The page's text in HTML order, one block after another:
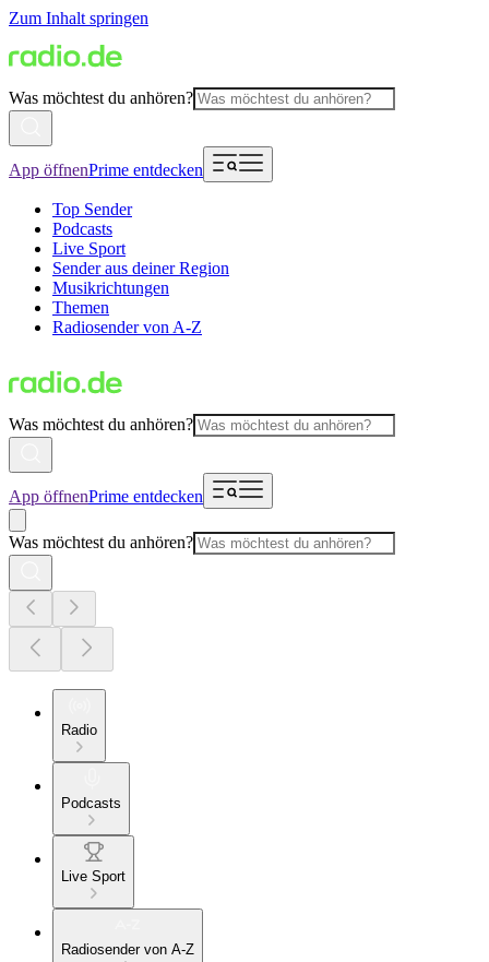
Zum Inhalt springen
Was möchtest du anhören?
App öffnenPrime entdecken
Top Sender
Podcasts
Live Sport
Sender aus deiner Region
Musikrichtungen
Themen
Radiosender von A-Z
Was möchtest du anhören?
App öffnenPrime entdecken
Was möchtest du anhören?
Radio
Podcasts
Live Sport
Radiosender von A-Z